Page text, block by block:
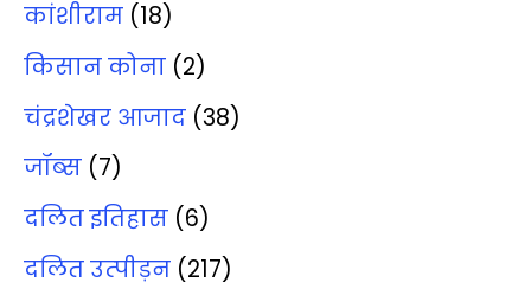
कांशीराम (18)
किसान कोना (2)
चंद्रशेखर आजाद (38)
जॉब्‍स (7)
दलित इतिहास (6)
दलित उत्‍पीड़न (217)